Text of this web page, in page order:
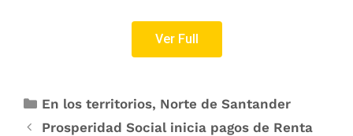
Ver Full
En los territorios, Norte de Santander
Prosperidad Social inicia pagos de Renta